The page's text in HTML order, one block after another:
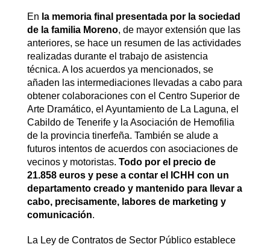
En la memoria final presentada por la sociedad
de la familia Moreno, de mayor extensión que las
anteriores, se hace un resumen de las actividades
realizadas durante el trabajo de asistencia
técnica. A los acuerdos ya mencionados, se
añaden las intermediaciones llevadas a cabo para
obtener colaboraciones con el Centro Superior de
Arte Dramático, el Ayuntamiento de La Laguna, el
Cabildo de Tenerife y la Asociación de Hemofilia
de la provincia tinerfeña. También se alude a
futuros intentos de acuerdos con asociaciones de
vecinos y motoristas. Todo por el precio de
21.858 euros y pese a contar el ICHH con un
departamento creado y mantenido para llevar a
cabo, precisamente, labores de marketing y
comunicación.
La Ley de Contratos de Sector Público establece